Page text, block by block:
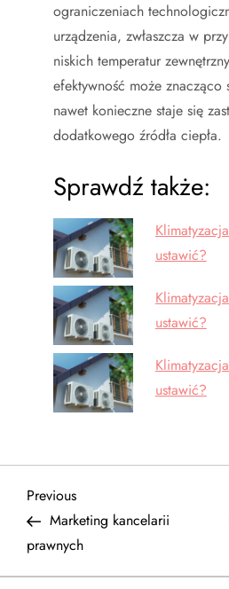
ograniczeniach
urządzenia, zwłaszcza w
niskich temperatur
efektywność może znacząco
nawet konieczne staje się
dodatkowego źródła ciepła.
Sprawdź także:
ustawić?
ustawić?
ustawić?
N
a
Previous
Post
Previous
Marketing kancelarii
prawnych